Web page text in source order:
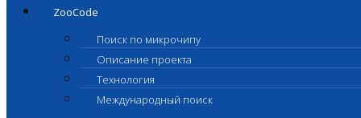
ZooCode
Поиск по микрочипу
Описание проекта
Технология
Международный поиск